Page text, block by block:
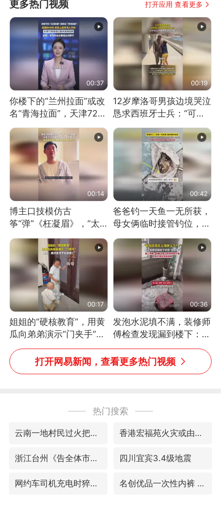
更多热门视频 打开应用 查看更多
00:37
你楼下的“兰州拉面”或改
名“青海拉面”，天津72家
面馆已集体更换招牌
00:19
12岁摩洛哥男孩边境哭泣
恳求西班牙士兵：“可不
可以不要把我遣返回国”
00:14
博主口技模仿古
筝“弹”《枉凝眉》，“太
像了～你是吃古筝长大的
吗？”“或将成为首位考级
不带古筝的选手。”（来
源：新华每日电讯）
00:42
爸爸钓一天鱼一无所获，
母女俩临时接管钓位，用
玩具鱼竿钓上大鱼
00:17
姐姐的“硬核教育”，用黄
瓜向弟弟演示“门夹手”，
网友：果然言传不如身
教！
00:36
发泡水泥填不满，装修师
傅检查发现漏到楼下：出
风口未延伸到外墙
打开网易新闻，查看更多热门视频
热门搜索
云南一地村民过火把节意外灼伤16人 香港宏福苑火灾或由烟头引起
浙江台州《告全体市民书》 四川宜宾3.4级地震
网约车司机充电时猝死保险拒赔 名创优品一次性内裤 颜面尽失